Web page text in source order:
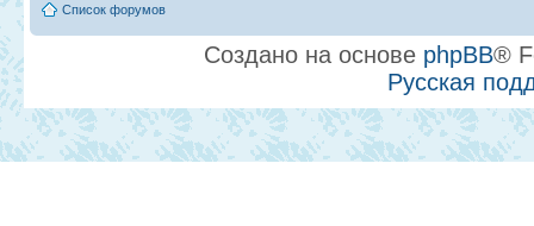
Список форумов
Создано на основе phpBB®
Русская